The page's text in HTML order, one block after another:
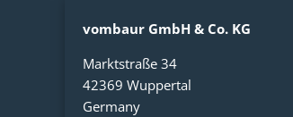
vombaur GmbH & Co. KG
Marktstraße 34
42369 Wuppertal
Germany